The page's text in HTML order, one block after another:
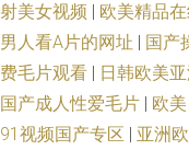
看 91c网站 91tv福利视频
97亚洲手机在线观看 国产
线观看 av成人导航版 欧美
射美女视频 | 欧美精品
男人看A片的网址 | 国产
费毛片观看 | 日韩欧美
国产成人性爱毛片 | 欧
91视频国产专区 | 亚洲